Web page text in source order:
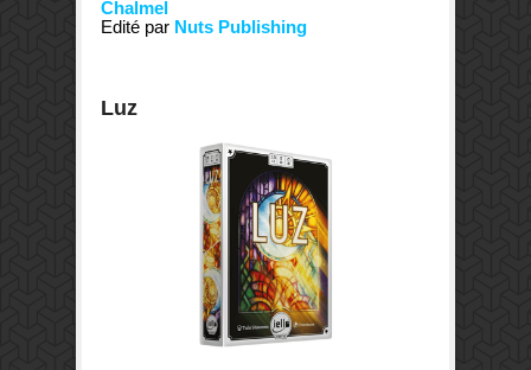
Chalmel
Edité par Nuts Publishing
Luz